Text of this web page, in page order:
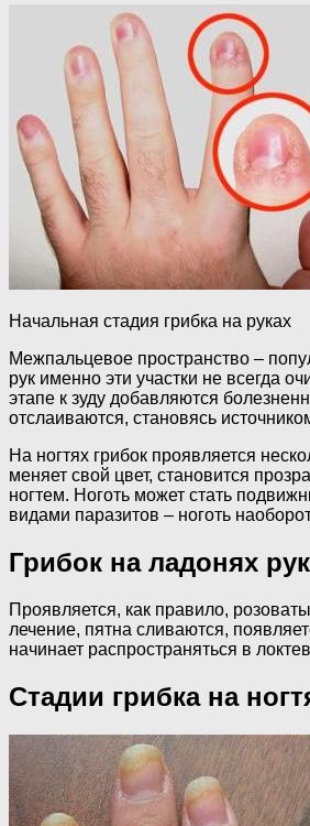
Начальная стадия грибка на руках
Межпальцевое пространство –
рук именно эти участки не всегда
этапе к зуду добавляются
отслаиваются, становясь
На ногтях грибок проявляется
меняет свой цвет, становится
ногтем. Ноготь может стать
видами паразитов – ноготь
Грибок на ладонях
Проявляется, как правило,
лечение, пятна сливаются,
начинает распространяться в
Стадии грибка на